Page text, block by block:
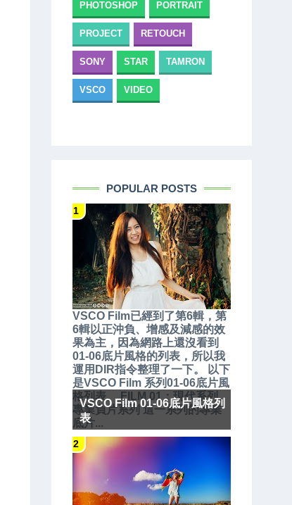
PHOTOSHOP PORTRAIT
PROJECT RETOUCH
SONY STAR TAMRON
VSCO VIDEO
POPULAR POSTS
VSCO Film 01-06底片風格列
表
VSCO Film已經到了第6輯，第
6輯以正沖負、增感及減感的效
果為主，因為網路上還沒看到
01-06底片風格的列表，所以我
運用DIR指令整理了一下。 以下
是VSCO Film 系列01-06底片風
格列表。 FILM 01：現代系列、
專業負片系列 這一系列的專業
底片...